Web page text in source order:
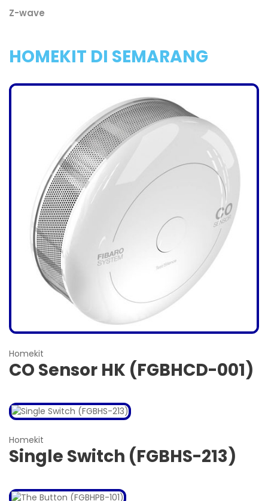
Z-wave
HOMEKIT DI SEMARANG
Homekit
CO Sensor HK (FGBHCD-001)
Homekit
Single Switch (FGBHS-213)